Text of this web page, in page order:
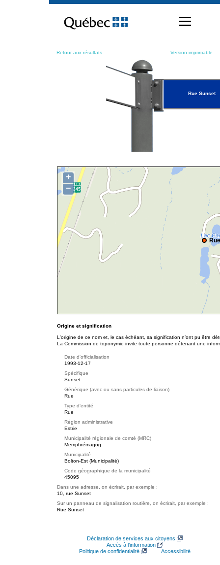
contenu
Retour aux résultats Version imprimable
Rue Sunset
+
−
Origine et signification
L'origine de ce nom et, le cas échéant, sa signification n’ont pu être
La Commission de toponymie invite toute personne détenant une
Date d'officialisation
1993-12-17
Spécifique
Sunset
Générique (avec ou sans particules de liaison)
Rue
Type d'entité
Rue
Région administrative
Estrie
Municipalité régionale de comté (MRC)
Memphrémagog
Municipalité
Bolton-Est (Municipalité)
Code géographique de la municipalité
45095
Dans une adresse, on écrirait, par exemple :
10, rue Sunset
Sur un panneau de signalisation routière, on écrirait, par exemple :
Rue Sunset
Déclaration de services aux citoyens
Accès à l’information
Politique de confidentialité
Accessibilité